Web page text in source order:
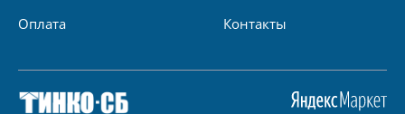
Оплата
Контакты